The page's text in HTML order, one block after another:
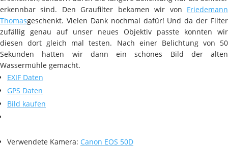
erkennbar sind. Den Graufilter bekamen wir von Friedemann
Thomasgeschenkt. Vielen Dank nochmal dafür! Und da der Filter
zufällig genau auf unser neues Objektiv passte konnten wir
diesen dort gleich mal testen. Nach einer Belichtung von 50
Sekunden hatten wir dann ein schönes Bild der alten
Wassermühle gemacht.
EXIF Daten
GPS Daten
Bild kaufen
Verwendete Kamera: Canon EOS 50D